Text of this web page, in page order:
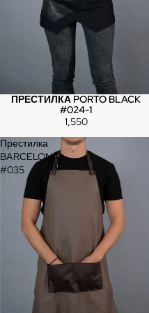
ПРЕСТИЛКА PORTO BLACK
#024-1
1,550
Престилка
BARCELONA
#035